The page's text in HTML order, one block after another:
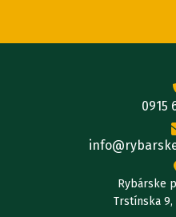
0915
Rybárske
Trstínska 9,